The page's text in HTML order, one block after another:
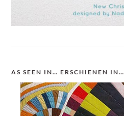
AS SEEN IN… ERSCHIENEN IN…